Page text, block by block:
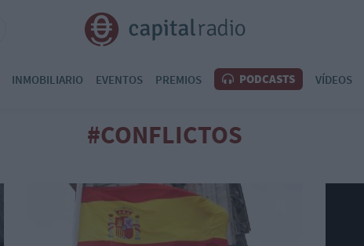
INMOBILIARIO EVENTOS PREMIOS PODCASTS VÍDEOS
#CONFLICTOS